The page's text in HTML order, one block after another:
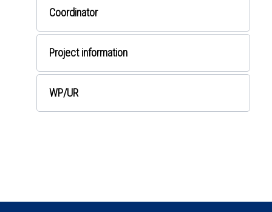
Coordinator
Project information
WP/UR